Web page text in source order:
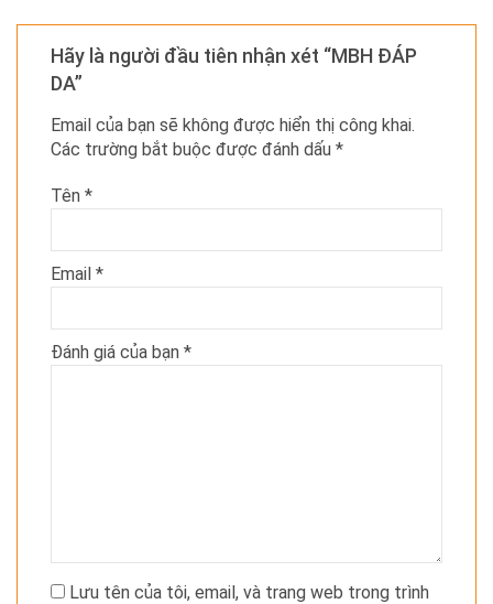
Hãy là người đầu tiên nhận xét “MBH ĐÁP
DA”
Email của bạn sẽ không được hiển thị công khai.
Các trường bắt buộc được đánh dấu *
Tên *
Email *
Đánh giá của bạn *
Lưu tên của tôi, email, và trang web trong trình